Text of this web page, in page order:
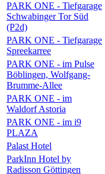
PARK ONE - Tiefgarage
Schwabinger Tor Süd
(P2d)
PARK ONE - Tiefgarage
Spreekarree
PARK ONE - im Pulse
Böblingen, Wolfgang-
Brumme-Allee
PARK ONE - im
Waldorf Astoria
PARK ONE - im i9
PLAZA
Palast Hotel
ParkInn Hotel by
Radisson Göttingen